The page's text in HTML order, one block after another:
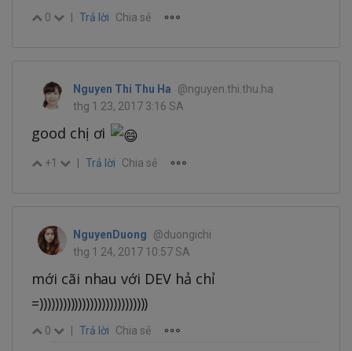
0 Trả lời Chia sẻ
Nguyen Thi Thu Ha
@nguyen.thi.thu.ha
thg 1 23, 2017 3:16 SA
good chị ơi
+1 Trả lời Chia sẻ
NguyenDuong
@duongichi
thg 1 24, 2017 10:57 SA
mới cãi nhau với DEV hả chỉ
=))))))))))))))))))))))))))))
0 Trả lời Chia sẻ